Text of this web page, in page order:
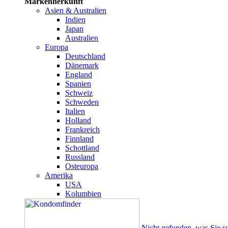
Asien & Australien
Indien
Japan
Australien
Europa
Deutschland
Dänemark
England
Spanien
Schweiz
Schweden
Italien
Holland
Frankreich
Finnland
Schottland
Russland
Osteuropa
Amerika
USA
Kolumbien